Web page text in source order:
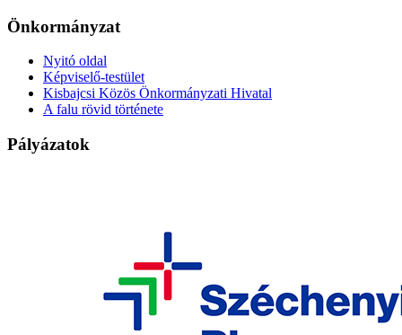
Önkormányzat
Nyitó oldal
Képviselő-testület
Kisbajcsi Közös Önkormányzati Hivatal
A falu rövid története
Pályázatok